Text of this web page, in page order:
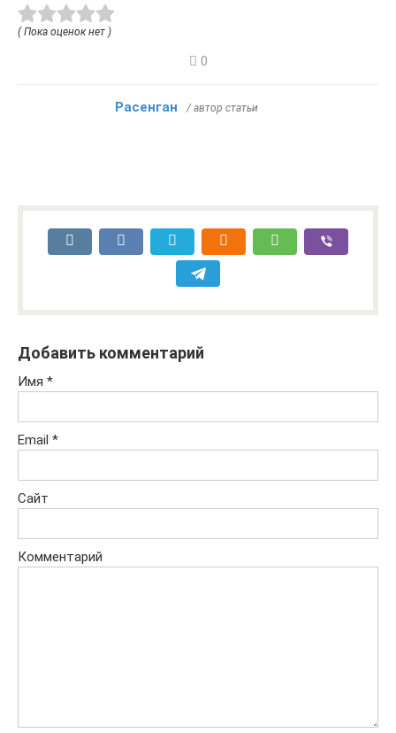
( Пока оценок нет )
0
Расенган / автор статьи
Добавить комментарий
Имя *
Email *
Сайт
Комментарий